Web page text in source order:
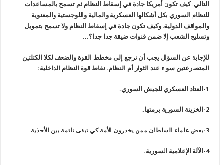
التالي: كيف تكون أمريكا جادة في إسقاط النظام ثم تسمح بالمساعدات
للنظام السوري بكل أشكالها العسكرية والمالية واللوجستية والمعنوية
والمواقف الدولية، وكيف تكون جادة في إسقاط النظام ولا تسمح بتمويل
وتسليح الشعب إلا ضمن قنوات ضيقة جدا جدا؟…
للإجابة عن السؤال يجب أن نرجع إلى مخطط القوة والضعف لكلا الكتلتين
المتصارعتين سواء عند الثوار أم النظام. نقاط قوة النظام الداخلية:
1-العتاد العسكري للجيش السوري.
2-الخزينة السورية برمتها.
3-بعض علماء السلطان ممن يخ درون الأمة كي تبقى نائمة بين الأحذية.
4-الآلة الإعلامية السورية.